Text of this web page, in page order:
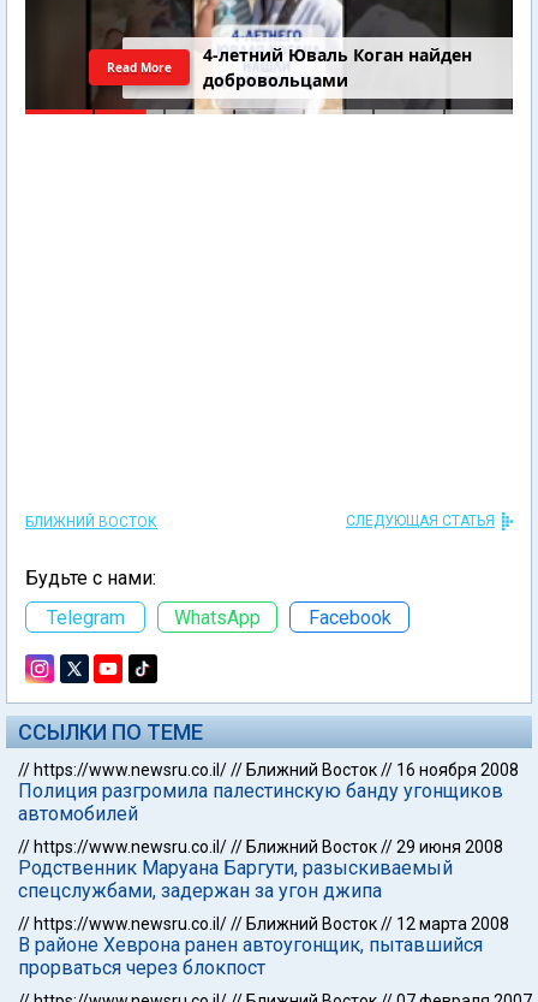
4-летний Юваль Коган найден
добровольцами
Read More
БЛИЖНИЙ ВОСТОК СЛЕДУЮЩАЯ СТАТЬЯ
Будьте с нами:
Telegram
WhatsApp Facebook
ССЫЛКИ ПО ТЕМЕ
// https://www.newsru.co.il/// Ближний Восток// 16 ноября 2008
Полиция разгромила палестинскую банду угонщиков
автомобилей
// https://www.newsru.co.il/// Ближний Восток//29 июня 2008
Родственник Маруана Баргути, разыскиваемый
спецслужбами, задержан за угон джипа
// https://www.newsru.co.il/// Ближний Восток// 12 марта 2008
В районе Хеврона ранен автоугонщик, пытавшийся
прорваться через блокпост